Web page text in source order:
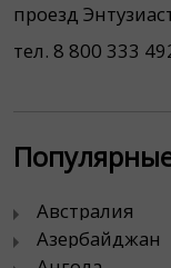
проезд
тел. 8 800 333
Австралия
Азербайджан